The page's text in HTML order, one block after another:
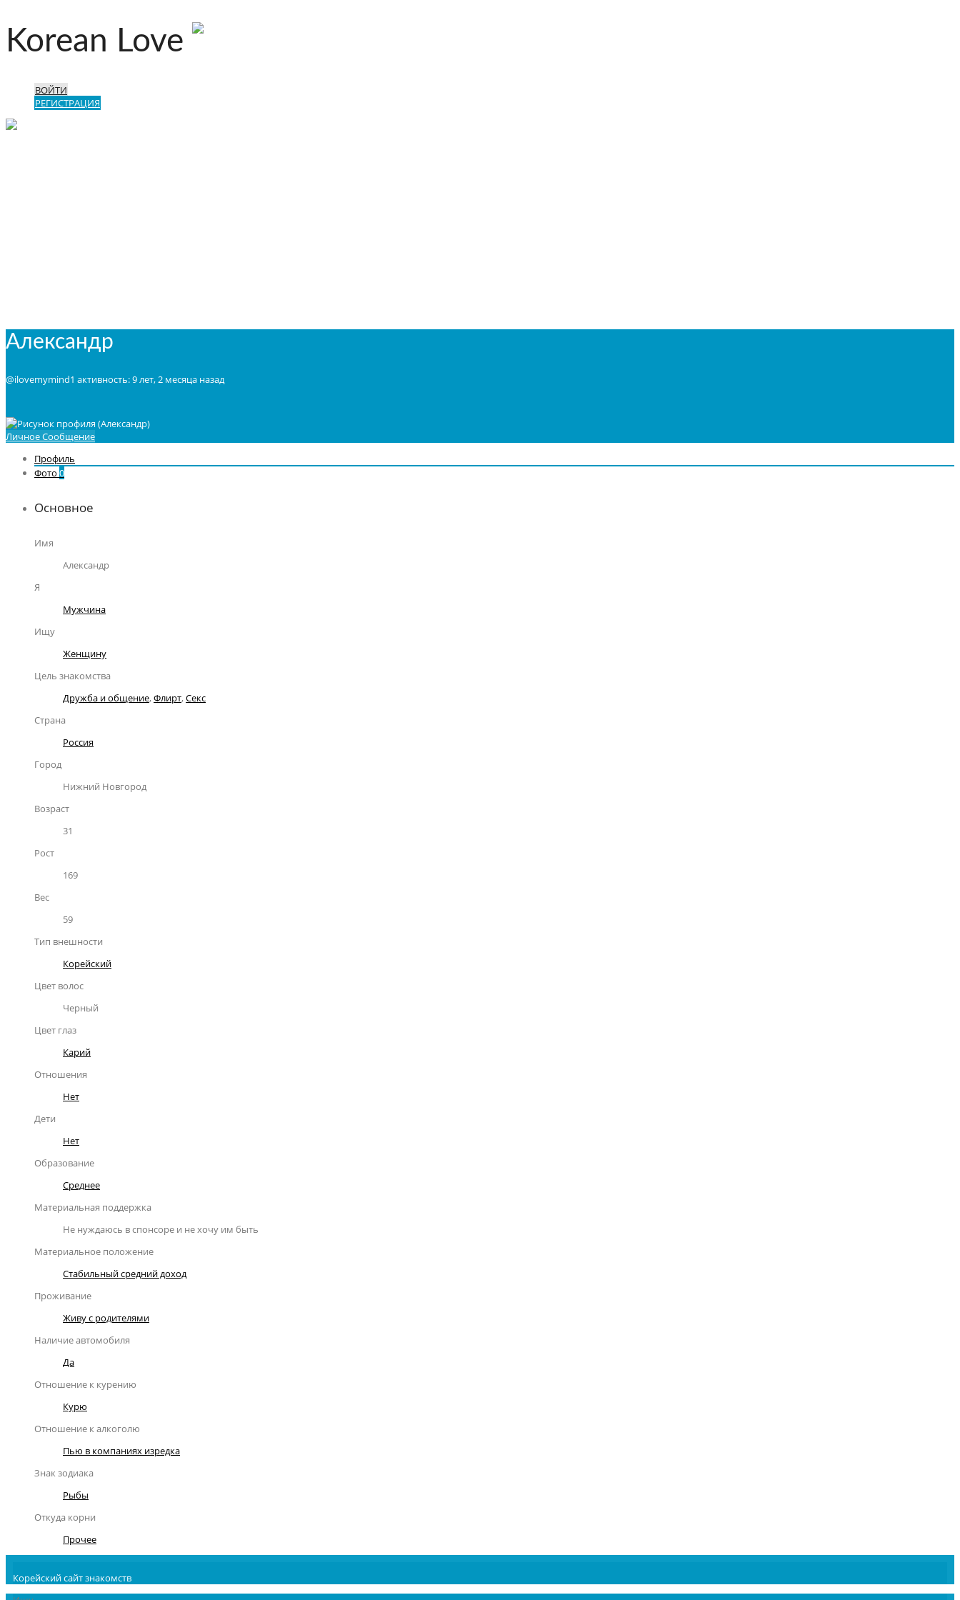
Korean Love
ВОЙТИ
РЕГИСТРАЦИЯ
Александр
@ilovemymind1 активность: 9 лет, 2 месяца назад
Личное Сообщение
Профиль
Фото 0
Основное
Имя
Александр
Я
Мужчина
Ищу
Женщину
Цель знакомства
Дружба и общение,Флирт,Секс
Страна
Россия
Город
Нижний Новгород
Возраст
31
Рост
169
Вес
59
Тип внешности
Корейский
Цвет волос
Черный
Цвет глаз
Карий
Отношения
Нет
Дети
Нет
Образование
Среднее
Материальная поддержка
Не нуждаюсь в спонсоре и не хочу им быть
Материальное положение
Стабильный средний доход
Проживание
Живу с родителями
Наличие автомобиля
Да
Отношение к курению
Курю
Отношение к алкоголю
Пью в компаниях изредка
Знак зодиака
Рыбы
Откуда корни
Прочее
Корейский сайт знакомств